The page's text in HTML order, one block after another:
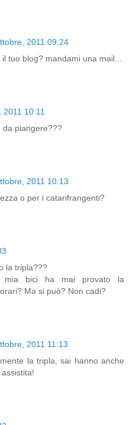
2011 09:24
tuo blog? mandami una mail...
10:11
da piangere???
2011 10:13
o per i catarifrangenti?
la tripla???
mia bici ha mai provato la
Ma si può? Non cadi?
2011 11:13
la tripla, sai hanno anche